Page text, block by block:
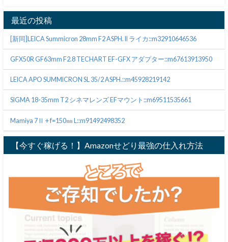
最近の投稿
[新同]LEICA Summicron 28mm F2 ASPH. II ライカ::m32910646536
GFX50R GF63mm F2.8 TECHART EF-GFX アダプター::m67613913950
LEICA APO SUMMICRON SL 35/2 ASPH.::m45928219142
SIGMA 18-35mm T2 シネマレンズ EFマウント::m69511535661
Mamiya 7Ⅱ + f=150㎜ L::m91492498352
【今すぐ稼げる！】Amazonせどり最強の仕入れ方法